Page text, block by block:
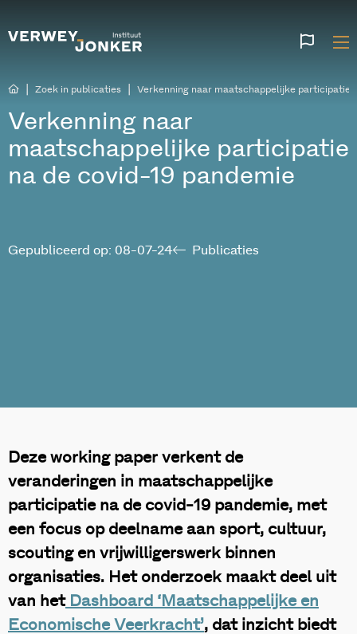
Zoek in publicaties Verkenning naar maatschappelijke participatie
Verkenning naar
maatschappelijke participatie
na de covid-19 pandemie
Publicaties
Gepubliceerd op: 08-07-24
Deze working paper verkent de
veranderingen in maatschappelijke
participatie na de covid-19 pandemie, met
een focus op deelname aan sport, cultuur,
scouting en vrijwilligerswerk binnen
organisaties. Het onderzoek maakt deel uit
van hetDashboard ‘Maatschappelijke en
Economische Veerkracht’, dat inzicht biedt